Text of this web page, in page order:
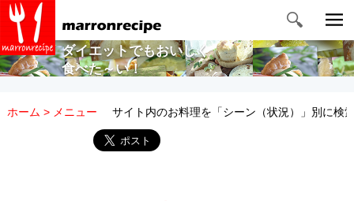
ダイエットでもおいしく
食べた～い！
ホーム メニュー サイト内のお料理を「シーン（状況）」別に検